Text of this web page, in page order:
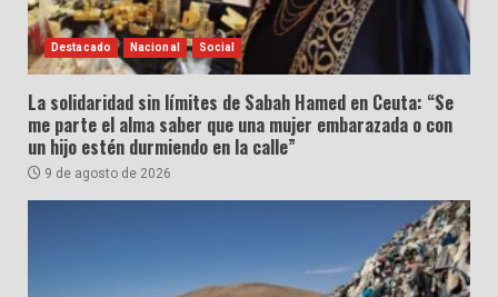
Destacado Nacional Social
La solidaridad sin límites de Sabah Hamed en Ceuta: “Se
me parte el alma saber que una mujer embarazada o con
un hijo estén durmiendo en la calle”
9 de agosto de 2026